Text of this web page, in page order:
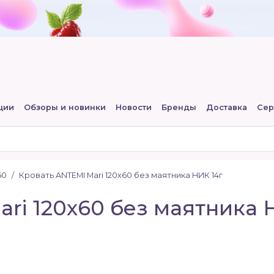
Обзоры и новинки Новости Бренды Доставка
Кровать ANTEMI Mari 120х60 без маятника НИК 14г
120х60 без маятника